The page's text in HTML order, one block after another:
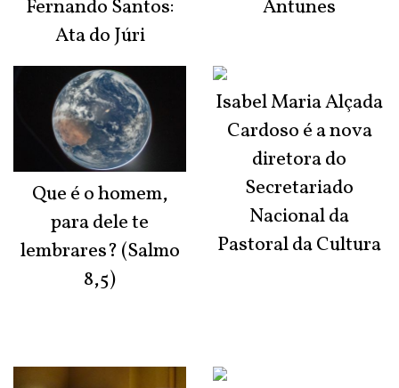
Fernando Santos:
Ata do Júri
Que é o homem,
para dele te
lembrares? (Salmo
8,5)
Antunes
Isabel Maria Alçada
Cardoso é a nova
diretora do
Secretariado
Nacional da
Pastoral da Cultura